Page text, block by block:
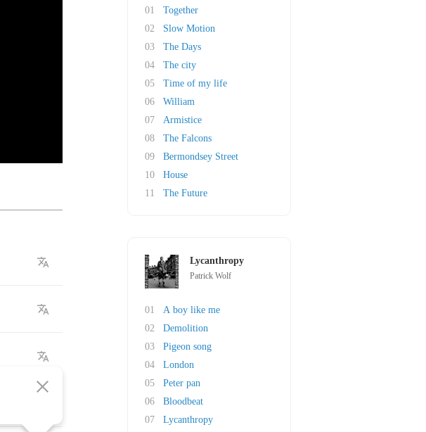
01
Together
02
Slow Motion
03
The Days
04
The city
05
Time of my life
06
William
07
Armistice
08
The Falcons
09
Bermondsey Street
10
House
11
The Future
Lycanthropy
Patrick Wolf
01
A boy like me
02
Demolition
03
Pigeon song
04
London
05
Peter pan
06
Bloodbeat
07
Lycanthropy